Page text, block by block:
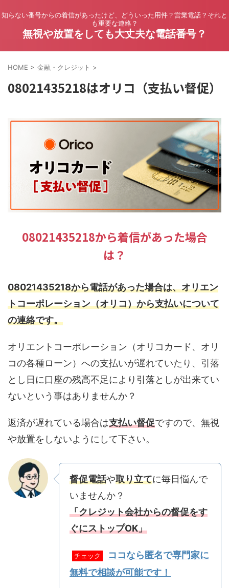
知らない番号からの着信があったけど、どういった用件？営業電話？それと
も重要な連絡？
無視や放置をしても大丈夫な電話番号？
HOME > 金融・クレジット >
08021435218はオリコ（支払い督促）
08021435218から着信があった場合
は？
08021435218から電話があった場合は、オリエン
トコーポレーション（オリコ）から支払いについて
の連絡です。
オリエントコーポレーション（オリコカード、オリ
コの各種ローン）への支払いが遅れていたり、引落
とし日に口座の残高不足により引落としが出来てい
ないという事はありませんか？
返済が遅れている場合は支払い督促ですので、無視
や放置をしないようにして下さい。
督促電話や取り立てに毎日悩んで
いませんか？
「クレジット会社からの督促をす
ぐにストップOK」
チェック
ココなら匿名で専門家に
無料で相談が可能です！